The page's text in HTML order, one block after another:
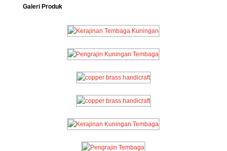
Galeri Produk